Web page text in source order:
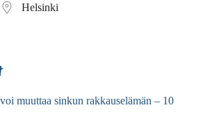
Helsinki
muuttaa sinkun rakkauselämän – 10